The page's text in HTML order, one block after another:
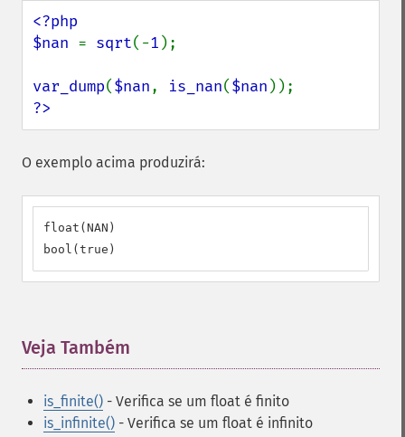
<?php
$nan = sqrt(-1 );
var_dump($nan, is_nan($nan
?>
O exemplo acima produzirá:
float(NAN)
bool(true)
Veja Também
is_finite() - Verifica se um float é finito
is_infinite() - Verifica se um float é infinito